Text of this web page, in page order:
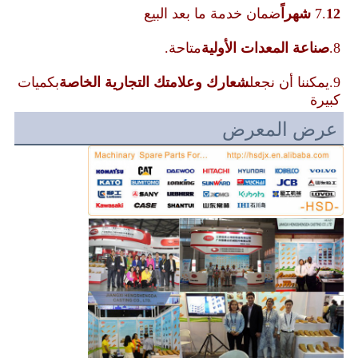
7.12 شهراً ضمان خدمة ما بعد البيع
8. صناعة المعدات الأوليةمتاحة.
9.يمكننا أن نجعل شعارك وعلامتك التجارية الخاصة
كبيرة
عرض المعرض